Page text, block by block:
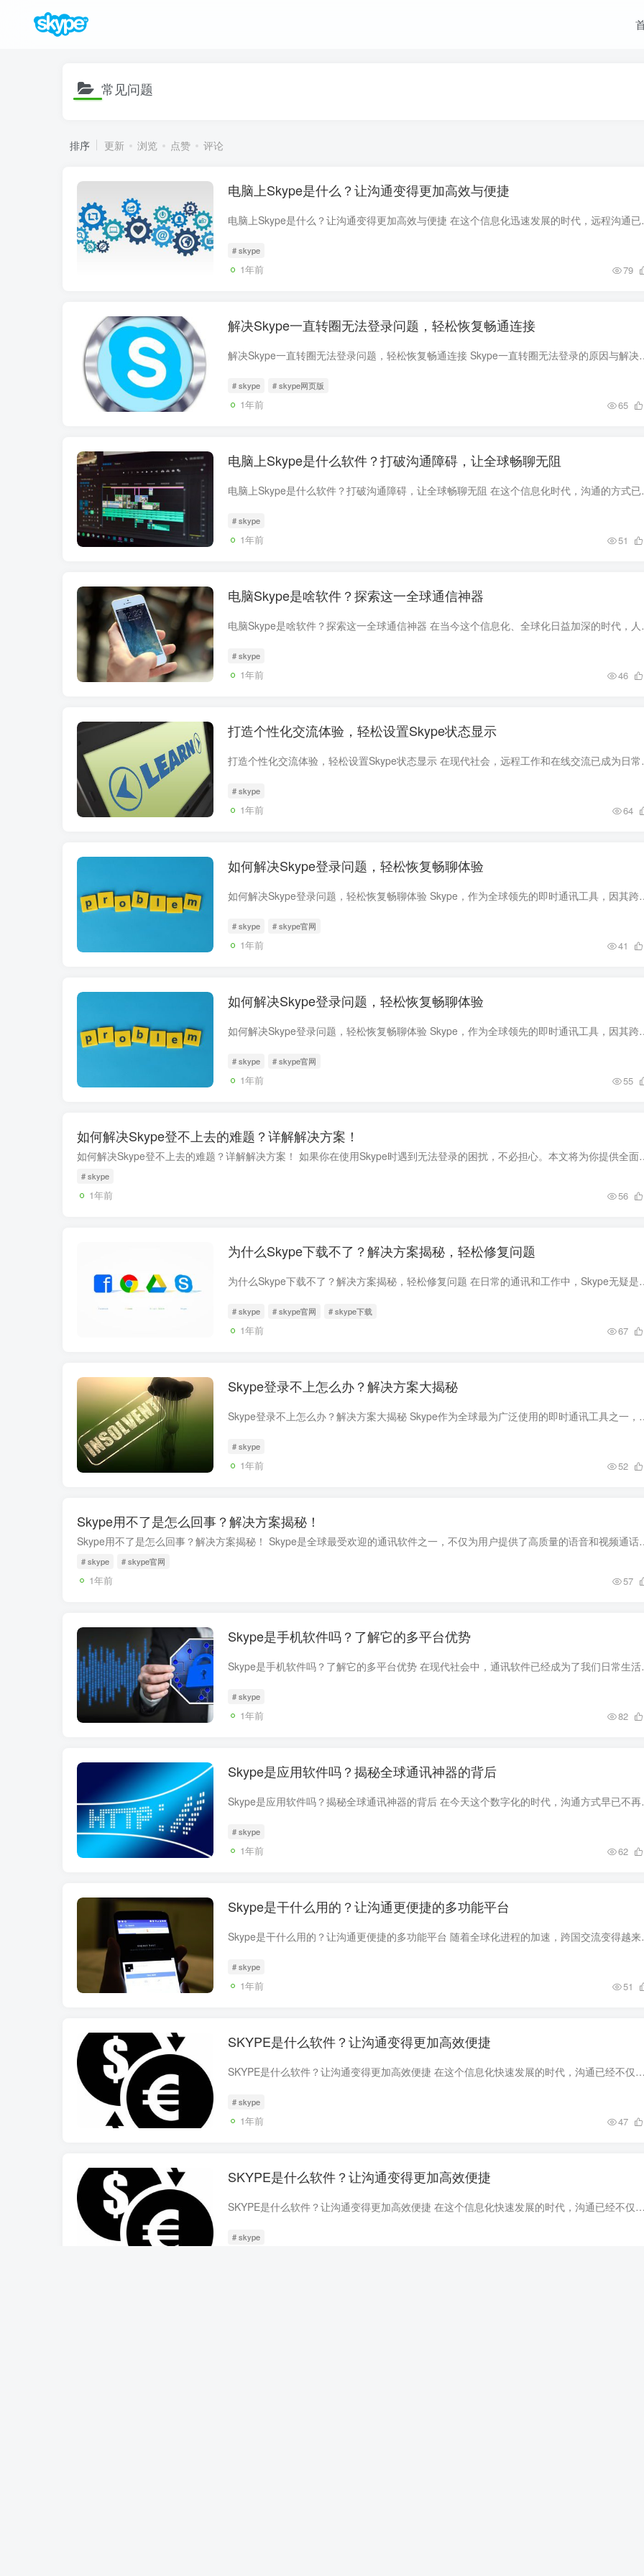
常见问题
排序 更新 浏览 点赞 评论
电脑上Skype是什么？让沟通变得更加高效与便捷
电脑上Skype是什么？让沟通变得
# skype
1年前 79
解决Skype一直转圈无法登录问题，轻松恢复畅通连接
解决Skype一直转圈无法登录问题，轻松恢复畅通连接
# skype # skype网页版
1年前 65
电脑上Skype是什么软件？打破沟通障碍，让全球畅聊无阻
电脑上Skype是什么软件？打破沟
# skype
1年前 51
电脑Skype是啥软件？探索这一全球通信神器
电脑Skype是啥软件？探索这一全
# skype
1年前 46
打造个性化交流体验，轻松设置Skype状态显示
打造个性化交流体验，轻松设置
# skype
1年前 64
如何解决Skype登录问题，轻松恢复畅聊体验
如何解决Skype登录问题，轻松恢复畅聊体验 Skype，作为
# skype # skype官网
1年前 41
如何解决Skype登录问题，轻松恢复畅聊体验
如何解决Skype登录问题，轻松恢复畅聊体验 Skype，作为
# skype # skype官网
1年前 55
如何解决Skype登不上去的难题？详解解决方案！
如何解决Skype登不上去的难题？详解解决方案！ 如果你在
# skype
1年前 56
为什么Skype下载不了？解决方案揭秘，轻松修复问题
为什么Skype下载不了？解决方案揭秘，轻松修复问题 在日
# skype # skype官网 # skype下载
1年前 67
Skype登录不上怎么办？解决方案大揭秘
Skype登录不上怎么办？解决方案大揭秘 Skype作为全球最
# skype
1年前 52
Skype用不了是怎么回事？解决方案揭秘！
Skype用不了是怎么回事？解决方案揭秘！ Skype是全球最
# skype # skype官网
1年前 57
Skype是手机软件吗？了解它的多平台优势
Skype是手机软件吗？了解它的多
# skype
1年前 82
Skype是应用软件吗？揭秘全球通讯神器的背后
Skype是应用软件吗？揭秘全球通
# skype
1年前 62
Skype是干什么用的？让沟通更便捷的多功能平台
Skype是干什么用的？让沟通更便
# skype
1年前 51
SKYPE是什么软件？让沟通变得更加高效便捷
SKYPE是什么软件？让沟通变得更加高效便捷 在这个信息化快速发展的时代，沟通已经不仅仅局限于面对面的交流。随着互联网技术的不断革新，各种便捷的沟通工具层出不穷，其中，SKYPE作为全球领先...
# skype
1年前 47
SKYPE是什么软件？让沟通变得更加高效便捷
SKYPE是什么软件？让沟通变得更加高效便捷 在这个信息化快速发展的时代，沟通已经不仅仅局限于面对面的交流。随着互联网技术的不断革新，各种便捷的沟通工具层出不穷，其中，SKYPE作为全球领先...
# skype